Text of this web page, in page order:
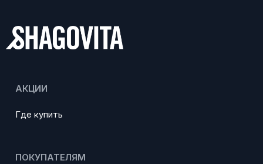
АКЦИИ
Где купить
ПОКУПАТЕЛЯМ